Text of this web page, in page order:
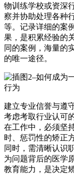
物训练学校或资深
察并协助处理各种
等。记录详细的案
果，是积累经验的
同的案例，海量的
的唯一途径。
建立专业信誉与遵
考虑考取行业认可
在工作中，必须坚
时、惩罚性的矫正
同时，需清晰认识
为问题背后的医学
教育能力，是决定